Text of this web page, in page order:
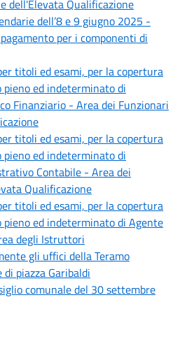
dell'Elevata Qualificazione
dell’8 e 9 giugno 2025 -
per i componenti di
titoli ed esami, per la copertura
pieno ed indeterminato di
Finanziario - Area dei Funzionari
titoli ed esami, per la copertura
pieno ed indeterminato di
Contabile - Area dei
Qualificazione
titoli ed esami, per la copertura
pieno ed indeterminato di Agente
degli Istruttori
gli uffici della Teramo
piazza Garibaldi
comunale del 30 settembre